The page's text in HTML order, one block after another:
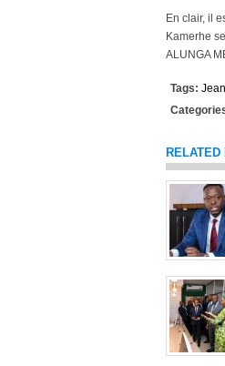
En clair, il
Kamerhe
ALUNGA
Tags:
RELATED